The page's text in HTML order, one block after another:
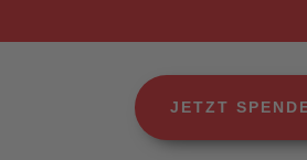
JETZT